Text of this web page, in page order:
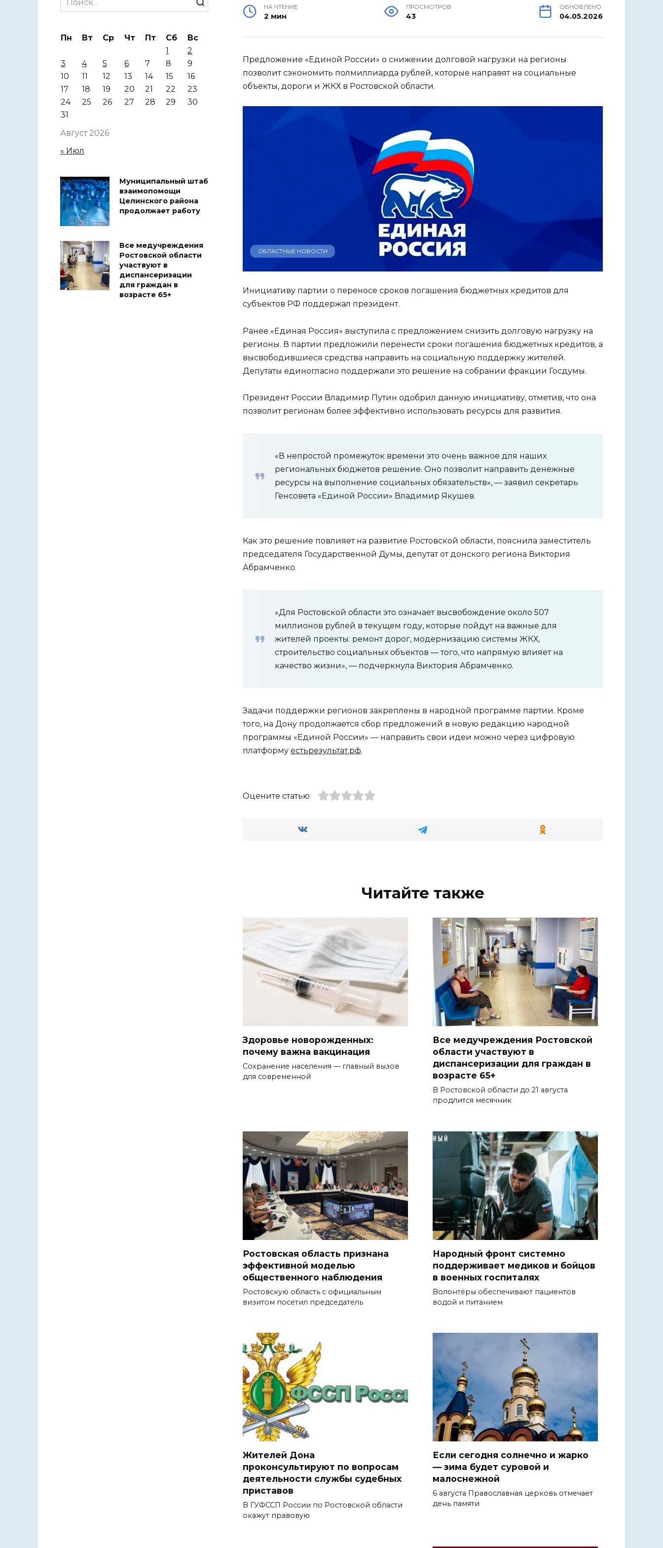
НА ЧТЕНИЕ
2 мин
ПРОСМОТРОВ
43
ОБНОВЛЕНО
04.05.2026
Предложение «Единой России» о снижении долговой нагрузки на регионы
позволит сэкономить полмиллиарда рублей, которые направят на социальные
объекты, дороги и ЖКХ в Ростовской области.
ОБЛАСТНЫЕ НОВОСТИ
Инициативу партии о переносе сроков погашения бюджетных кредитов для
субъектов РФ поддержал президент.
Ранее «Единая Россия» выступила с предложением снизить долговую нагрузку на
регионы. В партии предложили перенести сроки погашения бюджетных кредитов, а
высвободившиеся средства направить на социальную поддержку жителей.
Депутаты единогласно поддержали это решение на собрании фракции Госдумы.
Президент России Владимир Путин одобрил данную инициативу, отметив, что она
позволит регионам более эффективно использовать ресурсы для развития.
«В непростой промежуток времени это очень важное для наших
региональных бюджетов решение. Оно позволит направить денежные
ресурсы на выполнение социальных обязательств», — заявил секретарь
Генсовета «Единой России» Владимир Якушев.
Как это решение повлияет на развитие Ростовской области, пояснила заместитель
председателя Государственной Думы, депутат от донского региона Виктория
Абрамченко.
«Для Ростовской области это означает высвобождение около 507
миллионов рублей в текущем году, которые пойдут на важные для
жителей проекты: ремонт дорог, модернизацию системы ЖКХ,
строительство социальных объектов — того, что напрямую влияет на
качество жизни», — подчеркнула Виктория Абрамченко.
Задачи поддержки регионов закреплены в народной программе партии. Кроме
того, на Дону продолжается сбор предложений в новую редакцию народной
программы «Единой России» — направить свои идеи можно через цифровую
платформу естьрезультат.рф.
Оцените статью
Читайте также
Здоровье новорожденных:
почему важна вакцинация
Сохранение населения — главный вызов
для современной
Все медучреждения Ростовской
области участвуют в
диспансеризации для граждан в
возрасте 65+
В Ростовской области до 21 августа
продлится месячник
Ростовская область признана
эффективной моделью
общественного наблюдения
Ростовскую область с официальным
визитом посетил председатель
Народный фронт системно
поддерживает медиков и бойцов
в военных госпиталях
Волонтёры обеспечивают пациентов
водой и питанием
Жителей Дона
проконсультируют по вопросам
деятельности службы судебных
приставов
В ГУФССП России по Ростовской области
окажут правовую
Если сегодня солнечно и жарко
— зима будет суровой и
малоснежной
6 августа Православная церковь отмечает
день памяти
for:
Август 2026
Пн Вт Ср Чт Пт Сб
Вс
1
2
3
4 5 6 7 8
9
10
11 12 13 14 15
16
17
18 19 20 21 22
23
24
25 26 27 28 29
30
31
« Июл
Муниципальный штаб
взаимопомощи
Целинского района
продолжает работу
Все медучреждения
Ростовской области
участвуют в
диспансеризации
для граждан в
возрасте 65+